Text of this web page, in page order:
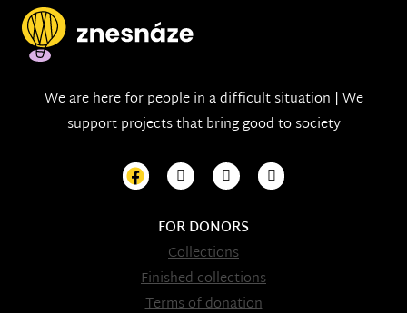
We are here for people in a difficult situation | We
support projects that bring good to society
FOR DONORS
Collections
Finished collections
Terms of donation